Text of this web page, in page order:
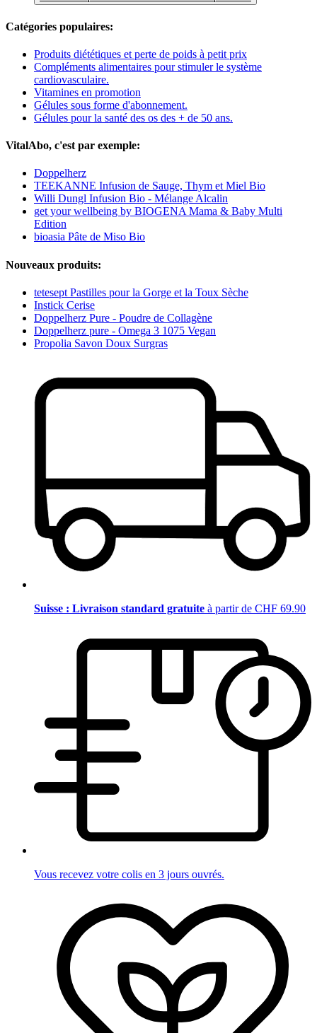
Catégories populaires:
Produits diététiques et perte de poids à petit prix
Compléments alimentaires pour stimuler le système
cardiovasculaire.
Vitamines en promotion
Gélules sous forme d'abonnement.
Gélules pour la santé des os des + de 50 ans.
VitalAbo, c'est par exemple:
Doppelherz
TEEKANNE Infusion de Sauge, Thym et Miel Bio
Willi Dungl Infusion Bio - Mélange Alcalin
get your wellbeing by BIOGENA Mama & Baby Multi
Edition
bioasia Pâte de Miso Bio
Nouveaux produits:
tetesept Pastilles pour la Gorge et la Toux Sèche
Instick Cerise
Doppelherz Pure - Poudre de Collagène
Doppelherz pure - Omega 3 1075 Vegan
Propolia Savon Doux Surgras
Suisse : Livraison standard gratuite à partir de CHF 69.90
Vous recevez votre colis en 3 jours ouvrés.